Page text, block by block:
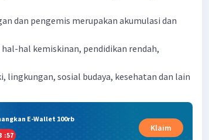
dan pengemis merupakan akumulasi dan
hal kemiskinan, pendidikan rendah,
lingkungan, sosial budaya, kesehatan dan lain
E-Wallet 100rb
:56
Klaim